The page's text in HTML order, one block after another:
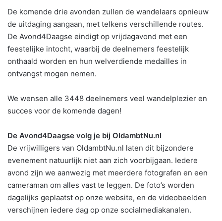
De komende drie avonden zullen de wandelaars opnieuw
de uitdaging aangaan, met telkens verschillende routes.
De Avond4Daagse eindigt op vrijdagavond met een
feestelijke intocht, waarbij de deelnemers feestelijk
onthaald worden en hun welverdiende medailles in
ontvangst mogen nemen.
We wensen alle 3448 deelnemers veel wandelplezier en
succes voor de komende dagen!
De Avond4Daagse volg je bij OldambtNu.nl
De vrijwilligers van OldambtNu.nl laten dit bijzondere
evenement natuurlijk niet aan zich voorbijgaan. Iedere
avond zijn we aanwezig met meerdere fotografen en een
cameraman om alles vast te leggen. De foto’s worden
dagelijks geplaatst op onze website, en de videobeelden
verschijnen iedere dag op onze socialmediakanalen.